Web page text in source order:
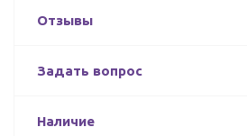
Отзывы
Задать вопрос
Наличие